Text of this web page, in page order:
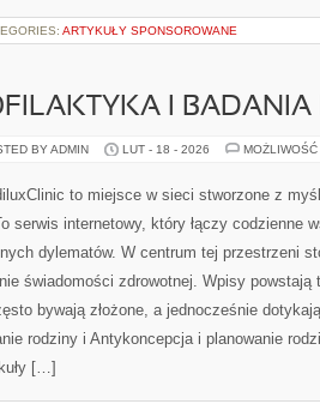
ARTYKUŁY SPONSOROWANE
I
BY ADMIN LUT - 18 - 2026
to miejsce w sieci stworzone z
serwis internetowy, który łączy codzienne
dylematów. W centrum tej przestrzeni
świadomości zdrowotnej. Wpisy
bywają złożone, a jednocześnie
rodziny i Antykoncepcja i planowanie
[…]